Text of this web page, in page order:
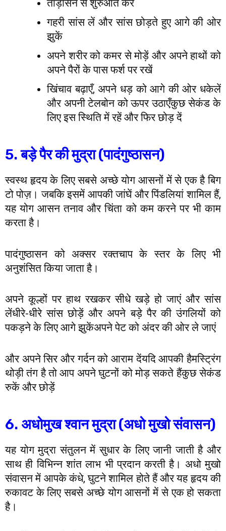
ताड़ासन से शुरुआत करें
गहरी सांस लें और सांस छोड़ते हुए आगे की ओर
झुकें
अपने शरीर को कमर से मोड़ें और अपने हाथों को
अपने पैरों के पास फर्श पर रखें
खिंचाव बढ़ाएँ, अपने धड़ को आगे की ओर धकेलें
और अपनी टेलबोन को ऊपर उठाएँकुछ सेकंड के
लिए इस स्थिति में रहें और फिर छोड़ दें
5. बड़े पैर की मुद्रा (पादंगुष्ठासन)
स्वस्थ हृदय के लिए सबसे अच्छे योग आसनों में से एक है बिग
टो पोज़। जबकि इसमें आपकी जांघें और पिंडलियां शामिल हैं,
यह योग आसन तनाव और चिंता को कम करने पर भी काम
करता है।
पादंगुष्ठासन को अक्सर रक्तचाप के स्तर के लिए भी
अनुशंसित किया जाता है।
अपने कूल्हों पर हाथ रखकर सीधे खड़े हो जाएं और सांस
लेंधीरे-धीरे सांस छोड़ें और अपने बड़े पैर की उंगलियों को
पकड़ने के लिए आगे झुकेंअपने पेट को अंदर की ओर ले जाएं
और अपने सिर और गर्दन को आराम देंयदि आपकी हैमस्ट्रिंग
थोड़ी तंग है तो आप अपने घुटनों को मोड़ सकते हैंकुछ सेकंड
रुकें और छोड़ें
6. अधोमुख श्वान मुद्रा (अधो मुखो संवासन)
यह योग मुद्रा संतुलन में सुधार के लिए जानी जाती है और
साथ ही विभिन्न शांत लाभ भी प्रदान करती है। अधो मुखो
संवासन में आपके कंधे, घुटने शामिल होते हैं और यह हृदय की
रुकावट के लिए सबसे अच्छे योग आसनों में से एक हो सकता
है।